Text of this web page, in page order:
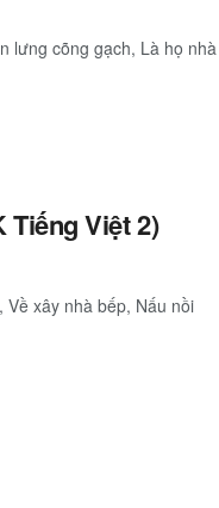
lưng cõng gạch, Là họ nhà
Tiếng Việt 2)
xây nhà bếp, Nấu nồi